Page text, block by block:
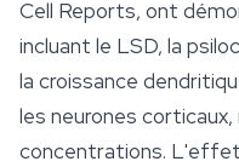
Cell Reports, ont
incluant le LSD, la
la croissance
les neurones
concentrations.